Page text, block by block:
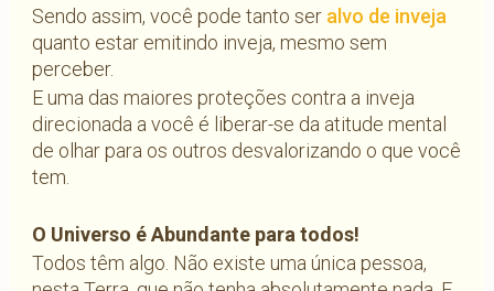
Sendo assim, você pode tanto ser alvo de inveja
quanto estar emitindo inveja, mesmo sem
perceber.
E uma das maiores proteções contra a inveja
direcionada a você é liberar-se da atitude mental
de olhar para os outros desvalorizando o que você
tem.
O Universo é Abundante para todos!
Todos têm algo. Não existe uma única pessoa,